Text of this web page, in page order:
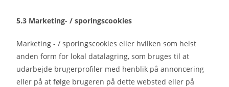
5.3 Marketing- / sporingscookies
Marketing - / sporingscookies eller hvilken som helst
anden form for lokal datalagring, som bruges til at
udarbejde brugerprofiler med henblik på annoncering
eller på at følge brugeren på dette websted eller på